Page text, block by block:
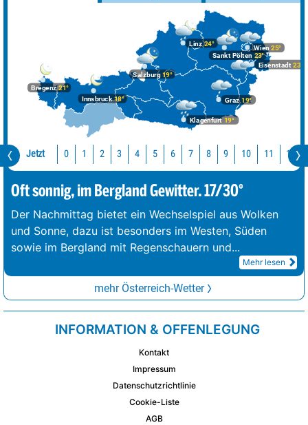
Bregenz21°
Graz19°
Innsbruck18°
Klagenfurt 19°
Linz24°
Salzburg19°
Wien 25°
Eisenstadt 23°
Sankt Pölten 23°
Jetzt 0 1 2 3 4 5 6 7 8 9 10 11 12
Oft sonnig, im Bergland Gewitter. 17/30°
Der Nachmittag bietet ein Wechselspiel aus Wolken
und Sonne, dazu ist besonders im Westen, Süden
sowie im Bergland mit Regenschauern und...
Mehr lesen
mehr Österreich-Wetter
INFORMATION & OFFENLEGUNG
Kontakt
Impressum
Datenschutzrichtlinie
Cookie-Liste
AGB